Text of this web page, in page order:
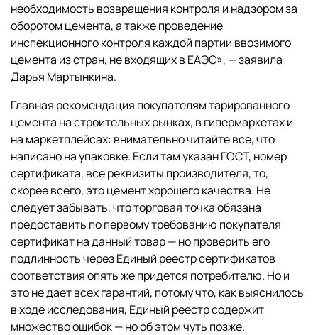
необходимость возвращения контроля и надзором за
оборотом цемента, а также проведение
инспекционного контроля каждой партии ввозимого
цемента из стран, не входящих в ЕАЭС», — заявила
Дарья Мартынкина.
Главная рекомендация покупателям тарированного
цемента на строительных рынках, в гипермаркетах и
на маркетплейсах: внимательно читайте все, что
написано на упаковке. Если там указан ГОСТ, номер
сертификата, все реквизиты производителя, то,
скорее всего, это цемент хорошего качества. Не
следует забывать, что торговая точка обязана
предоставить по первому требованию покупателя
сертификат на данный товар — но проверить его
подлинность через Единый реестр сертификатов
соответствия опять же придется потребителю. Но и
это не дает всех гарантий, потому что, как выяснилось
в ходе исследования, Единый реестр содержит
множество ошибок — но об этом чуть позже.